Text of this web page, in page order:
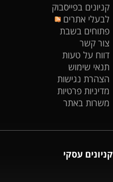
קניונים בפייסבוק
לבעלי אתרים
פתוחים בשבת
צור קשר
דווח על טעות
תנאי שימוש
הצהרת נגישות
מדיניות פרטיות
משרות באתר
קניונים עסקי